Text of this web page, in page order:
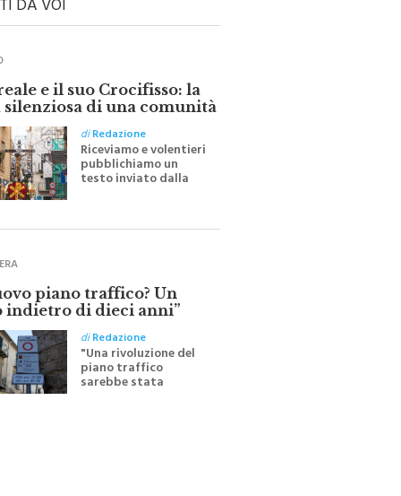
DA VOI
e il suo Crocifisso: la
silenziosa di una comunità
diRedazione
Riceviamo e volentieri
pubblichiamo un
testo inviato dalla
all'indomani della
piano traffico? Un
indietro di dieci anni”
diRedazione
"Una rivoluzione del
piano traffico
sarebbe stata